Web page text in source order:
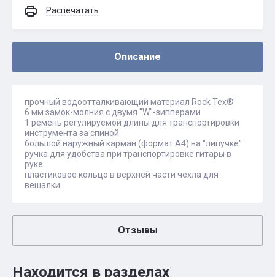
Распечатать
Описание
прочный водоотталкивающий материал Rock Tex®
6 мм замок-молния с двумя "W"-зипперами
1 ремень регулируемой длины для транспортировки
инструмента за спиной
большой наружный карман (формат А4) на "липучке"
ручка для удобства при транспортировке гитары в
руке
пластиковое кольцо в верхней части чехла для
вешалки
Отзывы
Находится в разделах